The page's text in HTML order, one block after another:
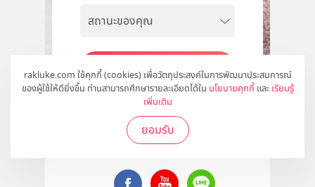
rakluke.com ใช้คุกกี้ (cookies) เพื่อวัตถุประสงค์ในการพัฒนาประสบการณ์
ของผู้ใช้ให้ดียิ่งขึ้น ท่านสามารถศึกษารายละเอียดได้ใน นโยบายคุกกี้ และ เรียนรู้
เพิ่มเติม
ยอมรับ
สมัคร
ติดตามเราได้ที่